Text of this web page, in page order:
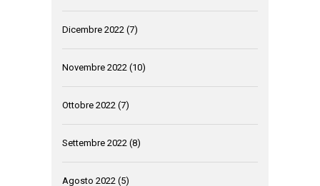
Dicembre 2022 (7)
Novembre 2022 (10)
Ottobre 2022 (7)
Settembre 2022 (8)
Agosto 2022 (5)